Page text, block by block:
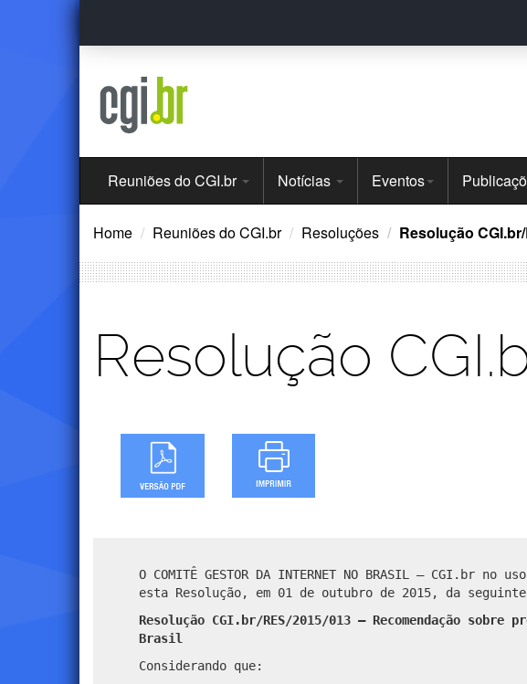
Ir
o
Menu
Principal
Reuniões do CGI.br Notícias Eventos
Home Reuniões do CGI.br Resoluções Resolução
Resolução
O COMITÊ GESTOR DA INTERNET NO BRASIL –
esta Resolução,
em 01 de outubro de 2015, da
Resolução CGI.br/RES/2015/013 – Recomendação
Brasil
Considerando que: